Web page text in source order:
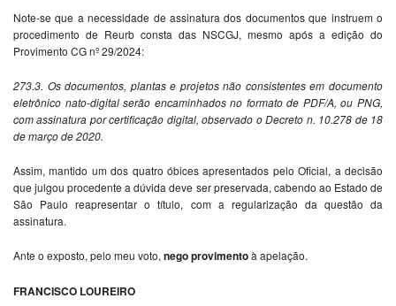
Note-se que a necessidade de assinatura dos documentos que instruem o
procedimento de Reurb consta das NSCGJ, mesmo após a edição do
Provimento CG nº 29/2024:
273.3. Os documentos, plantas e projetos não consistentes em documento
eletrônico nato-digital serão encaminhados no formato de PDF/A, ou PNG,
com assinatura por certificação digital, observado o Decreto n. 10.278 de 18
de março de 2020.
Assim, mantido um dos quatro óbices apresentados pelo Oficial, a decisão
que julgou procedente a dúvida deve ser preservada, cabendo ao Estado de
São Paulo reapresentar o título, com a regularização da questão da
assinatura.
Ante o exposto, pelo meu voto, nego provimentoà apelação.
FRANCISCO LOUREIRO